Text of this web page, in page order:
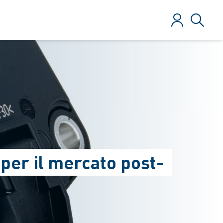
LoginRicerca
il mercato post-